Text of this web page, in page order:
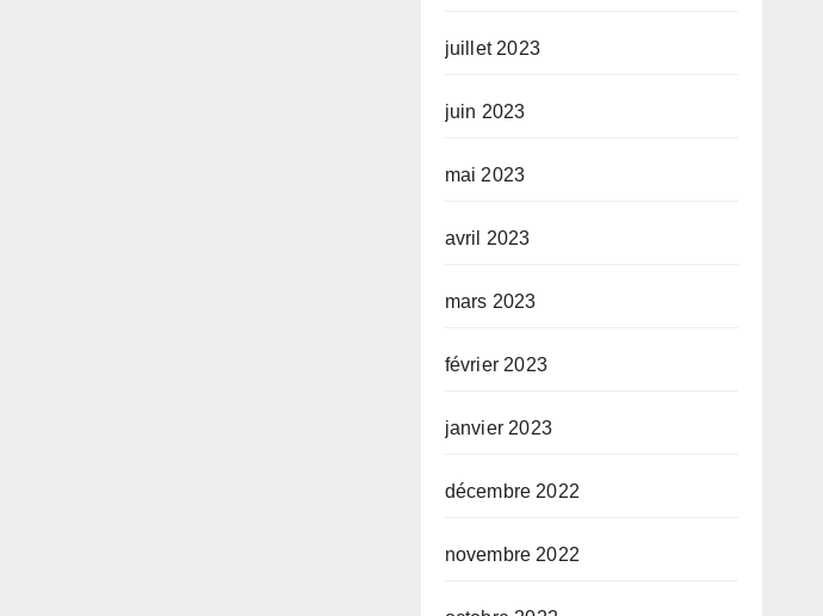
juillet 2023
juin 2023
mai 2023
avril 2023
mars 2023
février 2023
janvier 2023
décembre 2022
novembre 2022